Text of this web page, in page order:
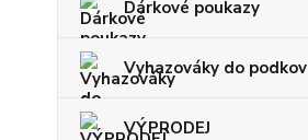
Dárkové poukazy
Vyhazováky do podkov
VÝPRODEJ